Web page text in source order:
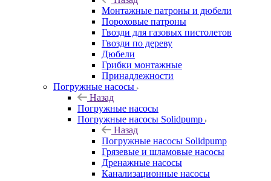
Монтажные патроны и дюбели
Пороховые патроны
Гвозди для газовых пистолетов
Гвозди по дереву
Дюбели
Грибки монтажные
Принадлежности
Погружные насосы
Назад
Погружные насосы
Погружные насосы Solidpump
Назад
Погружные насосы Solidpump
Грязевые и шламовые насосы
Дренажные насосы
Канализационные насосы